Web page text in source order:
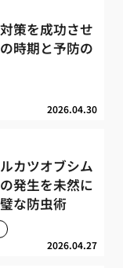
策を成功させ
時期と予防の
2026.04.30
カツオブシム
発生を未然に
な防虫術
2026.04.27